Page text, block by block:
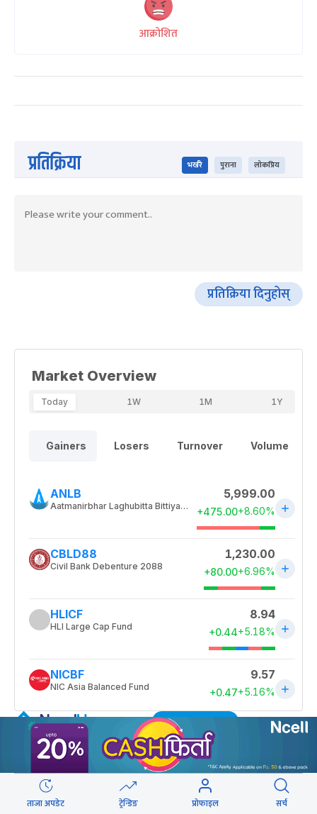
आक्रोशित
प्रतिक्रिया भर्खरै पुराना लोकप्रिय
प्रतिक्रिया दिनुहोस्
HOT PROPERTIES
ताजा अपडेट ट्रेन्डिङ प्रोफाइल सर्च